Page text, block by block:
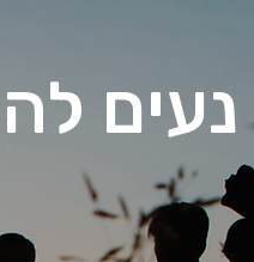
נעים
שמי עופר שחק ואני מלווה
בתהליכים אותם אנחנו